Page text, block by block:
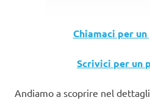
Chiamaci per
Scrivici per un
Andiamo a scoprire nel